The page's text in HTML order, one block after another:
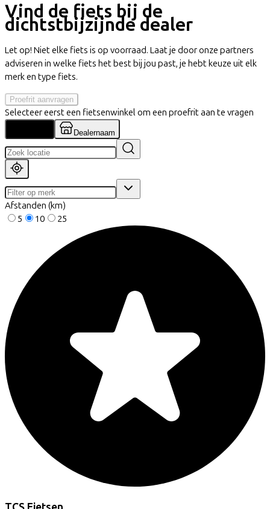
Vind de fiets bij de
dichtstbijzijnde dealer
Let op! Niet elke fiets is op voorraad. Laat je door onze partners
adviseren in welke fiets het best bij jou past, je hebt keuze uit elk
merk en type fiets.
Proefrit aanvragen
Selecteer eerst een fietsenwinkel om een proefrit aan te vragen
Dealernaam
Afstanden (km)
5
10 25